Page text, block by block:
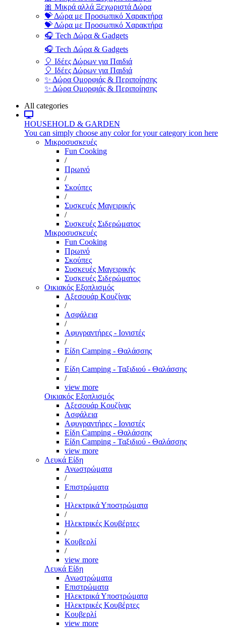
🎀 Μικρά αλλά Ξεχωριστά Δώρα
💝 Δώρα με Προσωπικό Χαρακτήρα
💝 Δώρα με Προσωπικό Χαρακτήρα
🎧 Tech Δώρα & Gadgets
🎧 Tech Δώρα & Gadgets
🎈 Ιδέες Δώρων για Παιδιά
🎈 Ιδέες Δώρων για Παιδιά
✨ Δώρα Ομορφιάς & Περιποίησης
✨ Δώρα Ομορφιάς & Περιποίησης
All categories
HOUSEHOLD & GARDEN
You can simply choose any color for your category icon here
Μικροσυσκευές
Fun Cooking
/
Πρωινό
/
Σκούπες
/
Συσκευές Μαγειρικής
/
Συσκευές Σιδερώματος
Μικροσυσκευές
Fun Cooking
Πρωινό
Σκούπες
Συσκευές Μαγειρικής
Συσκευές Σιδερώματος
Οικιακός Εξοπλισμός
Αξεσουάρ Κουζίνας
/
Ασφάλεια
/
Αφυγραντήρες - Ιονιστές
/
Είδη Camping - Θαλάσσης
/
Είδη Camping - Ταξιδιού - Θαλάσσης
/
view more
Οικιακός Εξοπλισμός
Αξεσουάρ Κουζίνας
Ασφάλεια
Αφυγραντήρες - Ιονιστές
Είδη Camping - Θαλάσσης
Είδη Camping - Ταξιδιού - Θαλάσσης
view more
Λευκά Είδη
Ανωστρώματα
/
Επιστρώματα
/
Ηλεκτρικά Υποστρώματα
/
Ηλεκτρικές Κουβέρτες
/
Κουβερλί
/
view more
Λευκά Είδη
Ανωστρώματα
Επιστρώματα
Ηλεκτρικά Υποστρώματα
Ηλεκτρικές Κουβέρτες
Κουβερλί
view more